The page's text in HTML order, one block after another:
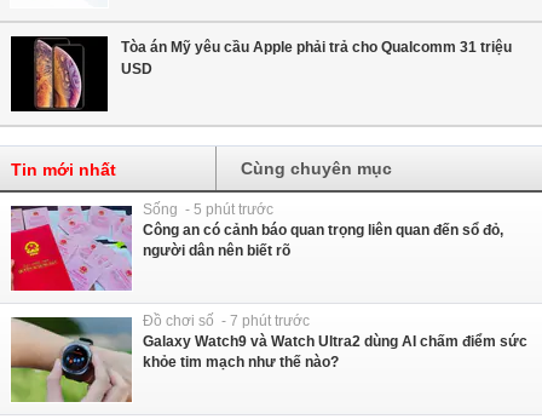
Tòa án Mỹ yêu cầu Apple phải trả cho Qualcomm 31 triệu
USD
Tin mới nhất Cùng chuyên mục
Sống - 5 phút trước
Công an có cảnh báo quan trọng liên quan đến sổ đỏ,
người dân nên biết rõ
Đồ chơi số - 7 phút trước
Galaxy Watch9 và Watch Ultra2 dùng AI chấm điểm sức
khỏe tim mạch như thế nào?